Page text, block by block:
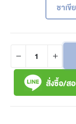
ชาเ
สั่งซื้อ/ส